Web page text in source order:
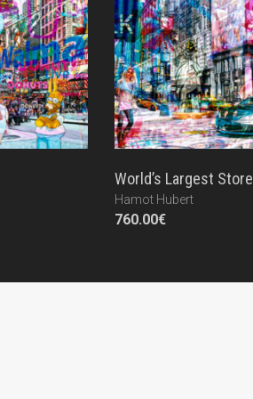
World’s Largest Store
Hamot Hubert
760.00€